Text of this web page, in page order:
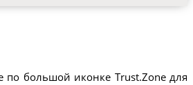
по большой иконке Trust.Zone для